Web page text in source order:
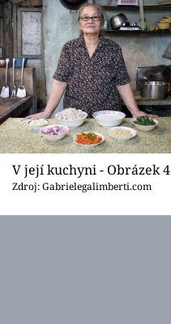
V její kuchyni - Obrázek 4
Zdroj: Gabrielegalimberti.com